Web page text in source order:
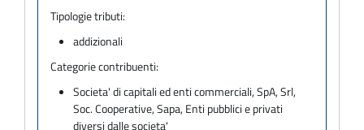
Tipologie tributi:
addizionali
Categorie contribuenti:
Societa' di capitali ed enti commerciali, SpA, Srl,
Soc. Cooperative, Sapa, Enti pubblici e privati
diversi dalle societa'